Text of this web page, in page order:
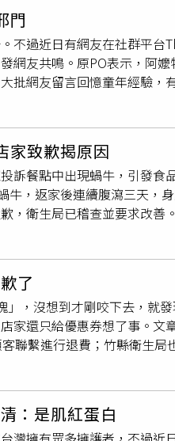
全場。反觀擔任外場的木木
呼「好燙」，自嘲不能讓觀
，在內場還是熱到滿頭大汗
怎麼算都錯！」她也自責地
老闆娘毫不猶豫選擇了黃偉
門
不過近日有網友在社群平台
網友共鳴。原PO表示，阿嬤
批網友留言回憶童年經驗，
看到」、「以前蒸年糕真的
糕也不能問！阿嬤做蘿蔔糕
驗，「發糕説沒裂比較好聽
間」、「這是真的不能亂講
啊』？最後拜拜完要吃，真的
與拜神明，寓意「年年高升
傳，蒸年糕忌諱久蒸不熟，
提醒孩童勿在廚房嬉鬧或說
被視為發財、發達的象徵。
致歉揭原因
訴餐點中出現蝸牛，引發食
牛，返家後連續腹瀉三天，
，衛生局已稽查並要求改善
牛，諷刺蝸牛彷彿成了「常
其他人說肉燥飯吃到蜘蛛、
蟑螂還要恐怖的，懂得就知
屬正常現象，這次事件是員
致歉並提供免單處理，並表
派員前往現場稽查，檢視待
反映，後續將加強食材前處
現肉眼可辨識的異物或蟲體
法》處新台幣三萬元以上罰
了
，沒想到才剛咬下去，就
家還只給優惠券想了事。文
聯繫進行退費；竹縣衛生局
見雞塊中間部分是生雞肉的
第2塊吐出來，現在撥開其他
感覺不是很嚴重的事」，並
應該有一陣子花不完的錢了
：是肌紅蛋白